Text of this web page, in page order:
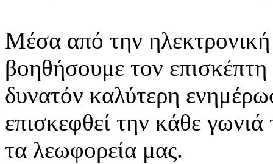
Μέσα από την ηλεκτρονική
βοηθήσουμε τον
δυνατόν καλύτερη
επισκεφθεί την κάθε
τα λεωφορεία μας.